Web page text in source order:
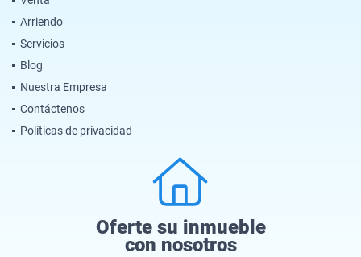
Arriendo
Servicios
Blog
Nuestra Empresa
Contáctenos
Políticas de privacidad
Oferte su inmueble
con nosotros